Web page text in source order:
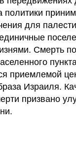
политики
для
Смерть
приемлемой
Израиля.
призвано